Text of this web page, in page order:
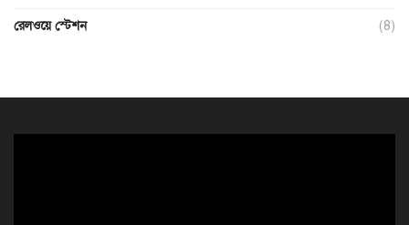
রেলওয়ে স্টেশন (8)